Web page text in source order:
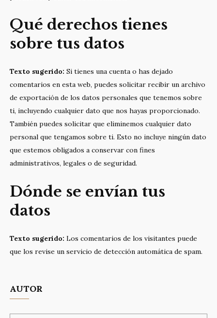
Qué derechos tienes
sobre tus datos
Texto sugerido: Si tienes una cuenta o has dejado
comentarios en esta web, puedes solicitar recibir un archivo
de exportación de los datos personales que tenemos sobre
ti, incluyendo cualquier dato que nos hayas proporcionado.
También puedes solicitar que eliminemos cualquier dato
personal que tengamos sobre ti. Esto no incluye ningún dato
que estemos obligados a conservar con fines
administrativos, legales o de seguridad.
Dónde se envían tus
datos
Texto sugerido: Los comentarios de los visitantes puede
que los revise un servicio de detección automática de spam.
AUTOR